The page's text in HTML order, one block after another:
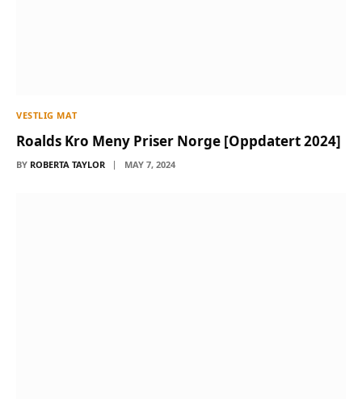
VESTLIG MAT
Roalds Kro Meny Priser Norge [Oppdatert 2024]
BY ROBERTA TAYLOR MAY 7, 2024